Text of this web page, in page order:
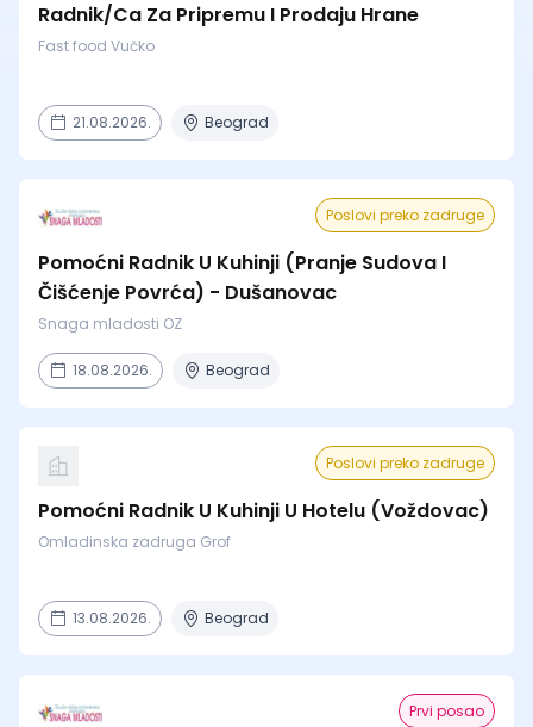
Radnik/Ca Za Pripremu I Prodaju Hrane
Fast food Vučko
21.08.2026. Beograd
Poslovi preko zadruge
Pomoćni Radnik U Kuhinji (Pranje Sudova I
Čišćenje Povrća) - Dušanovac
Snaga mladosti OZ
18.08.2026. Beograd
Poslovi preko zadruge
Pomoćni Radnik U Kuhinji U Hotelu (Voždovac)
Omladinska zadruga Grof
13.08.2026. Beograd
Prvi posao